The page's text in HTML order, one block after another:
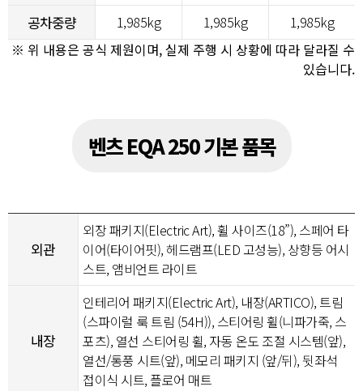
공차중량 1,985kg 1,985kg
1,985kg
※ 위 내용은 공식 제원이며, 실제 주행 시 상황에 따라 달라질 수
있습니다.
벤츠 EQA 250 기본 품목
외관
외장 패키지(Electric Art), 휠 사이즈(18”), 스페어 타
이어(타이어핏), 헤드램프(LED 고성능), 상향등 어시
스트, 앰비언트 라이트
내장
인테리어 패키지(Electric Art), 내장(ARTICO), 트림
(스파이럴 룩 트림 (54H)), 스티어링 휠(니파가죽, 스
포츠), 열선 스티어링 휠, 자동 온도 조절 시스템(앞),
열선/통풍 시트(앞), 메모리 패키지 (앞/뒤), 뒷좌석
접이식 시트, 플로어 매트